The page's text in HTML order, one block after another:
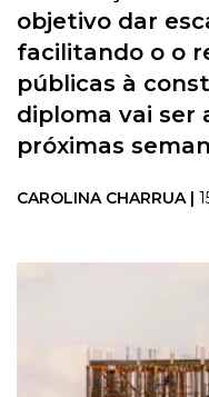
objetivo dar
facilitando o o
públicas à
diploma vai ser
próximas
CAROLINA CHARRUA |